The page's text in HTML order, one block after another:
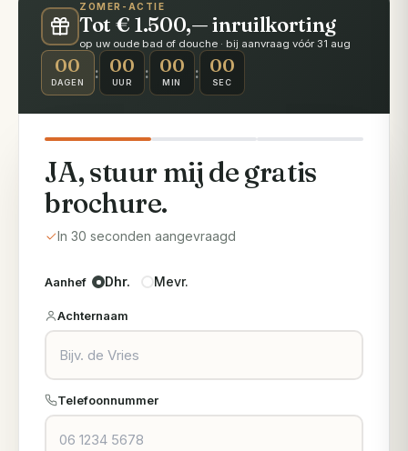
ZOMER-ACTIE
Tot € 1.500,— inruilkorting
op uw oude bad of douche · bij aanvraag vóór 31 aug
00
DAGEN
: 00
UUR
: 00
MIN
: 00
SEC
JA, stuur mij de gratis
brochure.
In 30 seconden aangevraagd
Aanhef Dhr. Mevr.
Achternaam
Telefoonnummer